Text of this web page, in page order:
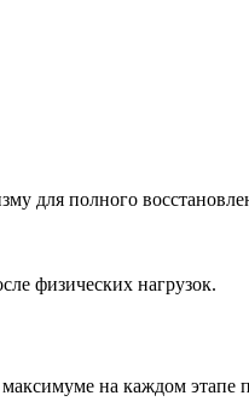
для полного
физических нагрузок.
на каждом этапе